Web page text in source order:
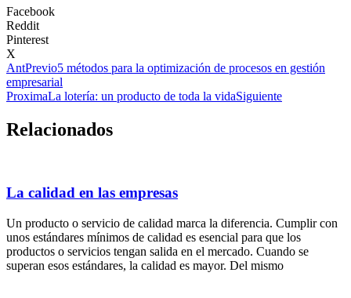
Facebook
Reddit
Pinterest
X
AntPrevio5 métodos para la optimización de procesos en gestión
empresarial
ProximaLa lotería: un producto de toda la vidaSiguiente
Relacionados
La calidad en las empresas
Un producto o servicio de calidad marca la diferencia. Cumplir con
unos estándares mínimos de calidad es esencial para que los
productos o servicios tengan salida en el mercado. Cuando se
superan esos estándares, la calidad es mayor. Del mismo